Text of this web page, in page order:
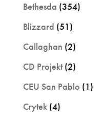
Bethesda (354)
Blizzard (51)
Callaghan (2)
CD Projekt(2)
CEU San Pablo (1)
Crytek(4)